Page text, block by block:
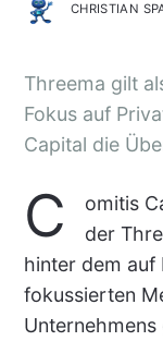
CHRISTIAN
Threema gilt
Fokus auf
Capital die
C
omitis
der
hinter dem auf
fokussierten